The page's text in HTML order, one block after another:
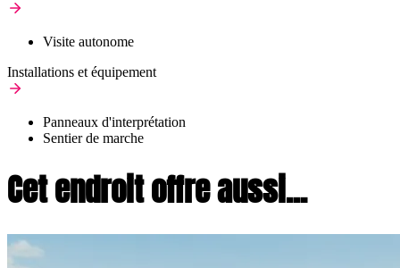
Visite autonome
Installations et équipement
Panneaux d'interprétation
Sentier de marche
Cet endroit offre aussi...